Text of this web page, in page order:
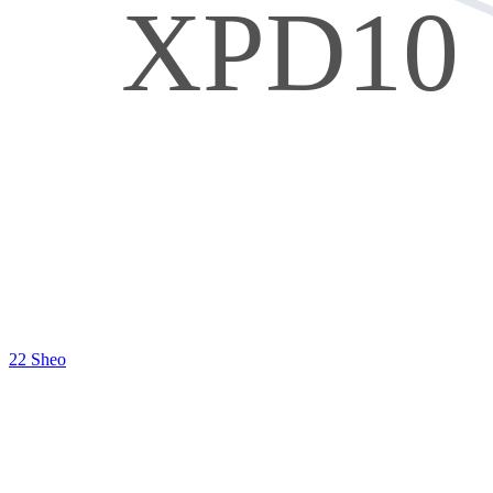
XPD10
22 Sheo